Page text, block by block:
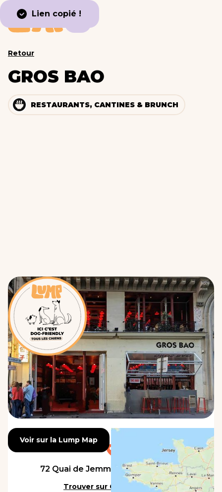
Lien copié !
Retour
GROS BAO
RESTAURANTS, CANTINES & BRUNCH
Voir sur la Lump Map
Voir sur la Lump Map
72 Quai de Jemmapes, 75010 Paris
Trouver sur Google Maps